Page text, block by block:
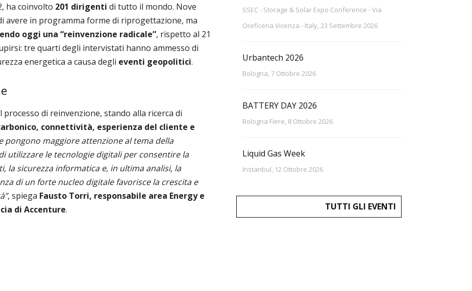
ha coinvolto 201 dirigenti di tutto il mondo. Nove
avere in programma forme di riprogettazione, ma
oggi una “reinvenzione radicale”, rispetto al 21
tre quarti degli intervistati hanno ammesso di
energetica a causa degli eventi geopolitici.
di reinvenzione, stando alla ricerca di
connettività, esperienza del cliente e
pongono maggiore attenzione al tema della
utilizzare le tecnologie digitali per consentire la
la sicurezza informatica e, in ultima analisi, la
di un forte nucleo digitale favorisce la crescita e
, spiega Fausto Torri, responsabile area Energy e
di Accenture.
SSEC - Storage & Solar Expo Conference - Via
Oreficeria Vicenza - Italy, 23 Settembre 2026
Urbantech 2026
Bologna, 7 Ottobre 2026
BATTERY DAY 2026
Bologna Fiere, 8 Ottobre 2026
Liquid Gas Week
Instanbul, 12 Ottobre 2026
TUTTI GLI EVENTI